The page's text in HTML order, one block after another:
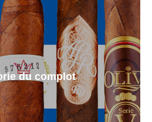
du complot